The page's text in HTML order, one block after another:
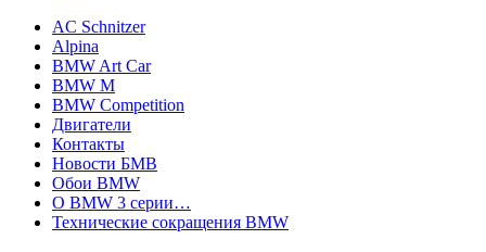
AC Schnitzer
Alpina
BMW Art Car
BMW M
BMW Competition
Двигатели
Контакты
Новости БМВ
Обои BMW
О BMW 3 серии…
Технические сокращения BMW